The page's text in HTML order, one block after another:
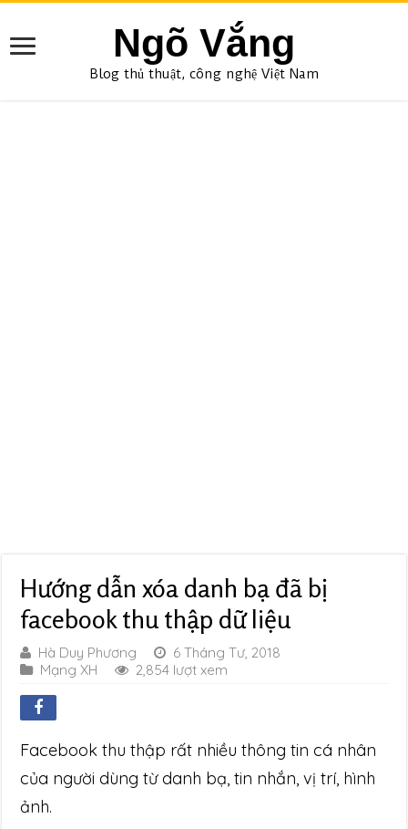
Ngõ Vắng
Blog thủ thuật, công nghệ Việt Nam
Hướng dẫn xóa danh bạ đã bị
facebook thu thập dữ liệu
Hà Duy Phương
6 Tháng Tư, 2018
Mạng XH
2,854 lượt xem
Facebook thu thập rất nhiều thông tin cá nhân
của người dùng từ danh bạ, tin nhắn, vị trí, hình
ảnh.